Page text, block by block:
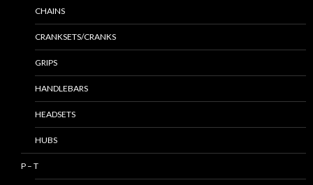
CHAINS
CRANKSETS/CRANKS
GRIPS
HANDLEBARS
HEADSETS
HUBS
P – T